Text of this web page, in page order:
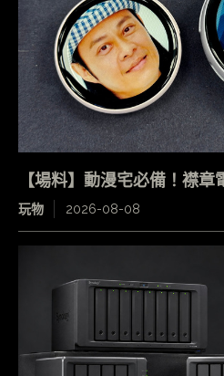
【場料】動漫宅必備！襟
玩物 2026-08-08